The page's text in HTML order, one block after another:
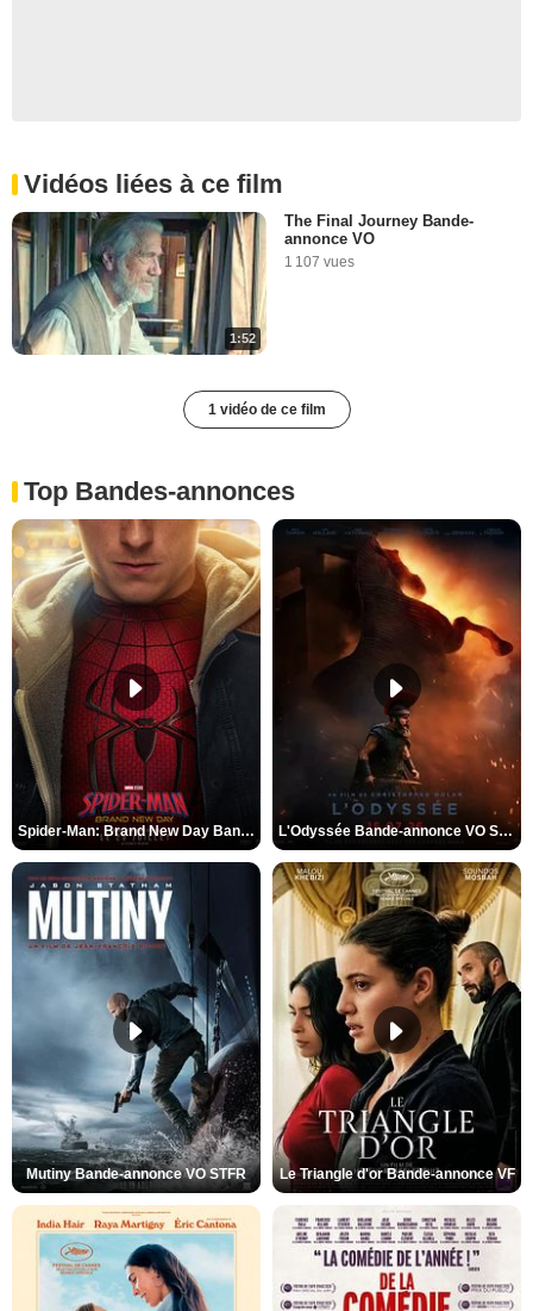
Vidéos liées à ce film
1:52
The Final Journey Bande-
annonce VO
1 107 vues
1 vidéo de ce film
Top Bandes-annonces
Spider-Man: Brand New Day Bande-annonce VO STFR L'Odyssée Bande-annonce VO STFR
Mutiny Bande-annonce VO STFR Le Triangle d'or Bande-annonce VF